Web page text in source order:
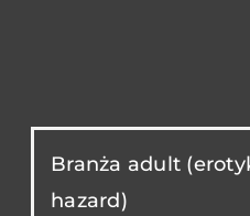
Branża adult
hazard)